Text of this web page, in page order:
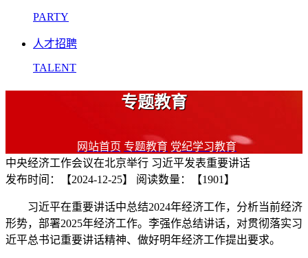
PARTY
人才招聘
TALENT
专题教育
网站首页 专题教育 党纪学习教育
中央经济工作会议在北京举行 习近平发表重要讲话
发布时间：【2024-12-25】
阅读数量：【1901】
习近平在重要讲话中总结2024年经济工作，分析当前经济
形势，部署2025年经济工作。李强作总结讲话，对贯彻落实习
近平总书记重要讲话精神、做好明年经济工作提出要求。